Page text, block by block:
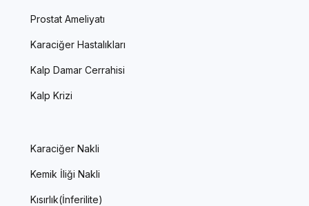
Prostat Ameliyatı
Karaciğer Hastalıkları
Kalp Damar Cerrahisi
Kalp Krizi
Karaciğer Nakli
Kemik İliği Nakli
Kısırlık(İnferilite)